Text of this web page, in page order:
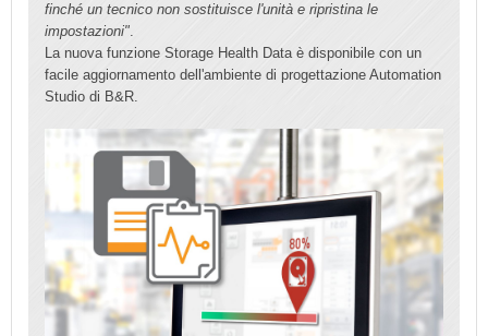
finché un tecnico non sostituisce l'unità e ripristina le
impostazioni"
La nuova funzione Storage Health Data è disponibile con un
facile aggiornamento dell'ambiente di progettazione Automation
Studio di B&R.